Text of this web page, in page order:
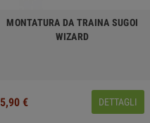
MONTATURA DA TRAINA SUGOI
WIZARD
5,90 € DETTAGLI